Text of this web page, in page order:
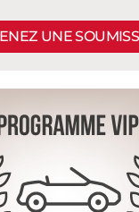
UNE